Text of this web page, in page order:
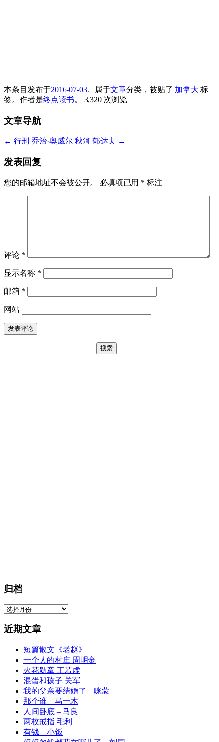
本条目发布于2016-07-03。属于文章分类，被贴了 加拿大 标
签。 作者是终点读书。 3,320 次浏览
文章导航
← 行刑 乔治·奥威尔 秋河 郁达夫 →
发表回复
您的邮箱地址不会被公开。 必填项已用 * 标注
评论 *
显示名称 *
邮箱 *
网站
归档
归
近期文章
短篇散文《老赵》
一个人的村庄 周明金
火花勋章 王若虚
混蛋和孩子 关军
我的父亲要结婚了 – 咪蒙
那个谁 – 马一木
人间卧底 – 马良
两枚戒指 毛利
有钱 – 小饭